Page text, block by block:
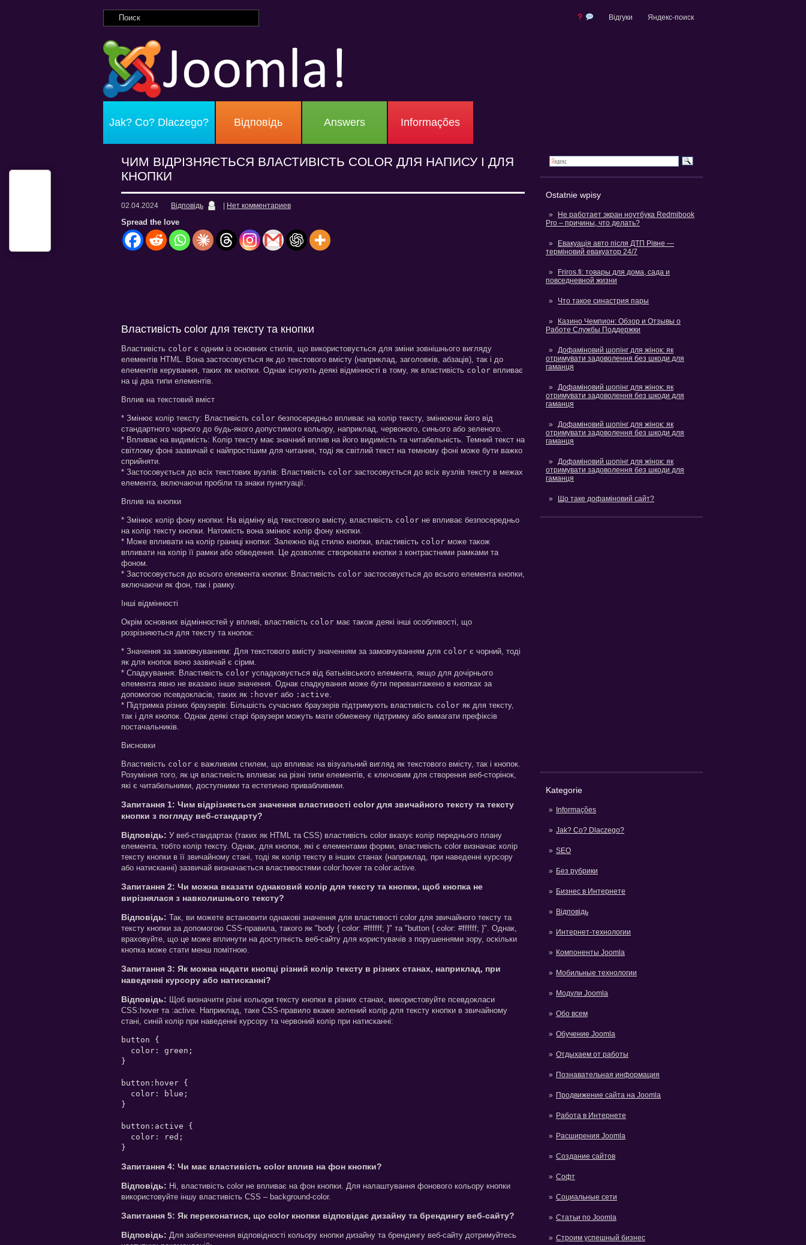
Відгуки Яндекс-поиск
Jak? Co? Dlaczego? Відповідь Answers Informações
Ostatnie wpisy
Не работает экран ноутбука Redmibook
Pro – причины, что делать?
Евакуація авто після ДТП Рівне —
терміновий евакуатор 24/7
Friros.fi: товары для дома, сада и
повседневной жизни
Что такое синастрия пары
Казино Чемпион: Обзор и Отзывы о
Работе Службы Поддержки
Дофаміновий шопінг для жінок: як
отримувати задоволення без шкоди для
гаманця
Дофаміновий шопінг для жінок: як
отримувати задоволення без шкоди для
гаманця
Дофаміновий шопінг для жінок: як
отримувати задоволення без шкоди для
гаманця
Дофаміновий шопінг для жінок: як
отримувати задоволення без шкоди для
гаманця
Що таке дофаміновий сайт?
Kategorie
Informações
Jak? Co? Dlaczego?
SEO
Без рубрики
Бизнес в Интернете
Відповідь
Интернет-технологии
Компоненты Joomla
Мобильные технологии
Модули Joomla
Обо всем
Обучение Joomla
Отдыхаем от работы
Познавательная информация
Продвижение сайта на Joomla
Работа в Интернете
Расширения Joomla
Создание сайтов
Софт
Социальные сети
Статьи по Joomla
Строим успешный бизнес
ЧИМ ВІДРІЗНЯЄТЬСЯ ВЛАСТИВІСТЬ COLOR ДЛЯ НАПИСУ І ДЛЯ
КНОПКИ
02.04.2024 Відповідь Нет комментариев
Spread the love
Властивість color для тексту та кнопки
Властивість color є одним із основних стилів, що використовується для зміни зовнішнього вигляду
елементів HTML. Вона застосовується як до текстового вмісту (наприклад, заголовків, абзаців), так і до
елементів керування, таких як кнопки. Однак існують деякі відмінності в тому, як властивість color впливає
на ці два типи елементів.
Вплив на текстовий вміст
* Змінює колір тексту: Властивість color безпосередньо впливає на колір тексту, змінюючи його від
стандартного чорного до будь-якого допустимого кольору, наприклад, червоного, синього або зеленого.
* Впливає на видимість: Колір тексту має значний вплив на його видимість та читабельність. Темний текст на
світлому фоні зазвичай є найпростішим для читання, тоді як світлий текст на темному фоні може бути важко
сприйняти.
* Застосовується до всіх текстових вузлів: Властивість color застосовується до всіх вузлів тексту в межах
елемента, включаючи пробіли та знаки пунктуації.
Вплив на кнопки
* Змінює колір фону кнопки: На відміну від текстового вмісту, властивість color не впливає безпосередньо
на колір тексту кнопки. Натомість вона змінює колір фону кнопки.
* Може впливати на колір границі кнопки: Залежно від стилю кнопки, властивість color може також
впливати на колір її рамки або обведення. Це дозволяє створювати кнопки з контрастними рамками та
фоном.
* Застосовується до всього елемента кнопки: Властивість color застосовується до всього елемента кнопки,
включаючи як фон, так і рамку.
Інші відмінності
Окрім основних відмінностей у впливі, властивість color має також деякі інші особливості, що
розрізняються для тексту та кнопок:
* Значення за замовчуванням: Для текстового вмісту значенням за замовчуванням для color є чорний, тоді
як для кнопок воно зазвичай є сірим.
* Спадкування: Властивість color успадковується від батьківського елемента, якщо для дочірнього
елемента явно не вказано інше значення. Однак спадкування може бути перевантажено в кнопках за
допомогою псевдокласів, таких як :hover або :active
* Підтримка різних браузерів: Більшість сучасних браузерів підтримують властивість color як для тексту,
так і для кнопок. Однак деякі старі браузери можуть мати обмежену підтримку або вимагати префіксів
постачальників.
Висновки
Властивість color є важливим стилем, що впливає на візуальний вигляд як текстового вмісту, так і кнопок.
Розуміння того, як ця властивість впливає на різні типи елементів, є ключовим для створення веб-сторінок,
які є читабельними, доступними та естетично привабливими.
Запитання 1: Чим відрізняється значення властивості color для звичайного тексту та тексту
кнопки з погляду веб-стандарту?
Відповідь: У веб-стандартах (таких як HTML та CSS) властивість color вказує колір переднього плану
елемента, тобто колір тексту. Однак, для кнопок, які є елементами форми, властивість color визначає колір
тексту кнопки в її звичайному стані, тоді як колір тексту в інших станах (наприклад, при наведенні курсору
або натисканні) зазвичай визначається властивостями color:hover та color:active.
Запитання 2: Чи можна вказати однаковий колір для тексту та кнопки, щоб кнопка не
вирізнялася з навколишнього тексту?
Відповідь: Так, ви можете встановити однакові значення для властивості color для звичайного тексту та
тексту кнопки за допомогою CSS-правила, такого як "body { color: #ffffff; }" та "button { color: #ffffff; }". Однак,
враховуйте, що це може вплинути на доступність веб-сайту для користувачів з порушеннями зору, оскільки
кнопка може стати менш помітною.
Запитання 3: Як можна надати кнопці різний колір тексту в різних станах, наприклад, при
наведенні курсору або натисканні?
Відповідь: Щоб визначити різні кольори тексту кнопки в різних станах, використовуйте псевдокласи
CSS:hover та :active. Наприклад, таке CSS-правило вкаже зелений колір для тексту кнопки в звичайному
стані, синій колір при наведенні курсору та червоний колір при натисканні:
button {
  color: green;
}
button:hover {
  color: blue;
}
button:active {
  color: red;
Запитання 4: Чи має властивість color вплив на фон кнопки?
Відповідь: Ні, властивість color не впливає на фон кнопки. Для налаштування фонового кольору кнопки
використовуйте іншу властивість CSS – background-color.
Запитання 5: Як переконатися, що color кнопки відповідає дизайну та брендингу веб-сайту?
Відповідь: Для забезпечення відповідності кольору кнопки дизайну та брендингу веб-сайту дотримуйтесь